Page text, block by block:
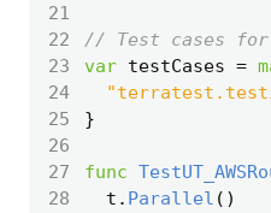
21
22
// Test cases for
23
var testCases =
24
25
}
26
27
func
28
t . Parallel ()